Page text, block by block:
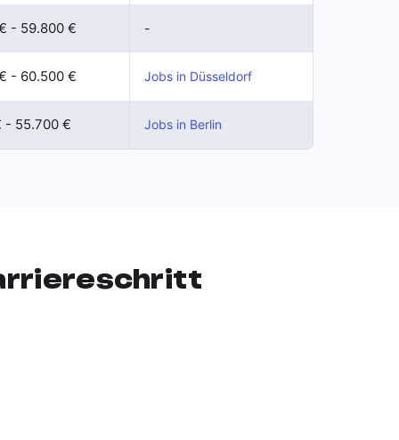
- 59.800 € -
- 60.500 € Jobs in Düsseldorf
- 55.700 € Jobs in Berlin